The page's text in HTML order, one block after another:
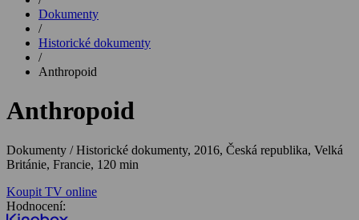
Dokumenty
/
Historické dokumenty
/
Anthropoid
Anthropoid
Dokumenty / Historické dokumenty, 2016, Česká republika, Velká
Británie, Francie, 120 min
Koupit TV online
Hodnocení: